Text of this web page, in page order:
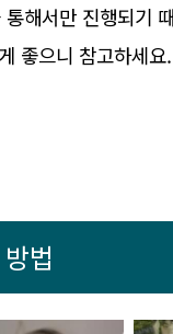
해서만 진행되기
좋으니 참고하세요.
법